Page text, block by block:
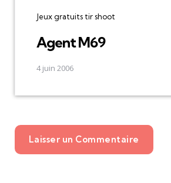
Jeux gratuits tir shoot
Agent M69
4 juin 2006
Laisser un Commentaire